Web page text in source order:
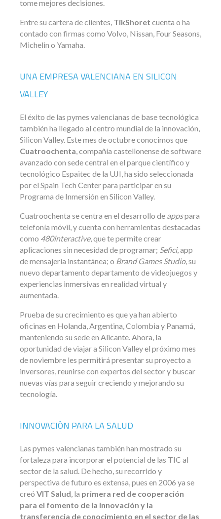
tome mejores decisiones.
Entre su cartera de clientes, TikShoret cuenta o ha
contado con firmas como Volvo, Nissan, Four Seasons,
Michelin o Yamaha.
UNA EMPRESA VALENCIANA EN SILICON
VALLEY
El éxito de las pymes valencianas de base tecnológica
también ha llegado al centro mundial de la innovación,
Silicon Valley. Este mes de octubre conocimos que
Cuatroochenta , compañía castellonense de software
avanzado con sede central en el parque científico y
tecnológico Espaitec de la UJI, ha sido seleccionada
por el Spain Tech Center para participar en su
Programa de Inmersión en Silicon Valley.
Cuatroochenta se centra en el desarrollo de appspara
telefonía móvil, y cuenta con herramientas destacadas
como 480interactive, que te permite crear
aplicaciones sin necesidad de programar; Sefici, app
de mensajería instantánea; o Brand Games Studio, su
nuevo departamento departamento de videojuegos y
experiencias inmersivas en realidad virtual y
aumentada.
Prueba de su crecimiento es que ya han abierto
oficinas en Holanda, Argentina, Colombia y Panamá,
manteniendo su sede en Alicante. Ahora, la
oportunidad de viajar a Silicon Valley el próximo mes
de noviembre les permitirá presentar su proyecto a
inversores, reunirse con expertos del sector y buscar
nuevas vías para seguir creciendo y mejorando su
tecnología.
INNOVACIÓN PARA LA SALUD
Las pymes valencianas también han mostrado su
fortaleza para incorporar el potencial de las TIC al
sector de la salud. De hecho, su recorrido y
perspectiva de futuro es extensa, pues en 2006 ya se
creó VIT Salud , la primera red de cooperación
para el fomento de la innovación y la
transferencia de conocimiento en el sector de las